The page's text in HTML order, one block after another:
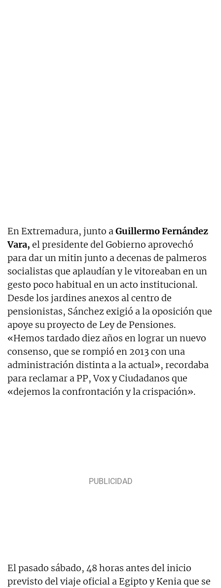
En Extremadura, junto aGuillermo Fernández
Vara, el presidente del Gobierno aprovechó
para dar un mitin junto a decenas de palmeros
socialistas que aplaudían y le vitoreaban en un
gesto poco habitual en un acto institucional.
Desde los jardines anexos al centro de
pensionistas, Sánchez exigió a la oposición que
apoye su proyecto de Ley de Pensiones.
«Hemos tardado diez años en lograr un nuevo
consenso, que se rompió en 2013 con una
administración distinta a la actual», recordaba
para reclamar a PP, Vox y Ciudadanos que
«dejemos la confrontación y la crispación».
El pasado sábado, 48 horas antes del inicio
previsto del viaje oficial a Egipto y Kenia que se